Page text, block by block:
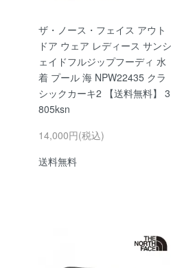
ザ・ノース・フェイス アウト
ドア ウェア レディース サンシ
ェイドフルジップフーディ 水
着 プール 海 NPW22435 クラ
シックカーキ2 【送料無料】 3
805ksn
14,000円(税込)
送料無料